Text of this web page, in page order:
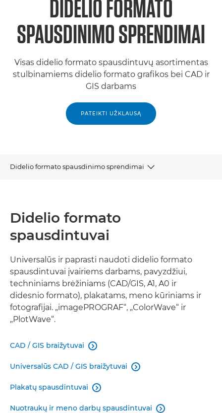
DIDELIO FORMATO
SPAUSDINIMO SPRENDIMAI
Visas didelio formato spausdintuvų asortimentas
stulbinamiems didelio formato grafikos bei CAD ir
GIS darbams
PATEIKTI UŽKLAUSĄ
Didelio formato spausdinimo sprendimai
RITININIAI SPAUSDINTUVAI
PLOKŠTIEJI SPAUSDINTUVAI
VIRTUALUS SALONAS
SUSIJĘ GAMINIAI
Didelio formato
spausdintuvai
Universalūs ir paprasti naudoti didelio formato
spausdintuvai įvairiems darbams, pavyzdžiui,
techniniams brėžiniams (CAD/GIS, A1, A0 ir
didesnio formato), plakatams, meno kūriniams ir
fotografijai. „imagePROGRAF“, „ColorWave“ ir
„PlotWave“.
CAD / GIS braižytuvai 
Universalūs CAD / GIS braižytuvai 
Plakatų spausdintuvai 
Nuotraukų ir meno darbų spausdintuvai 